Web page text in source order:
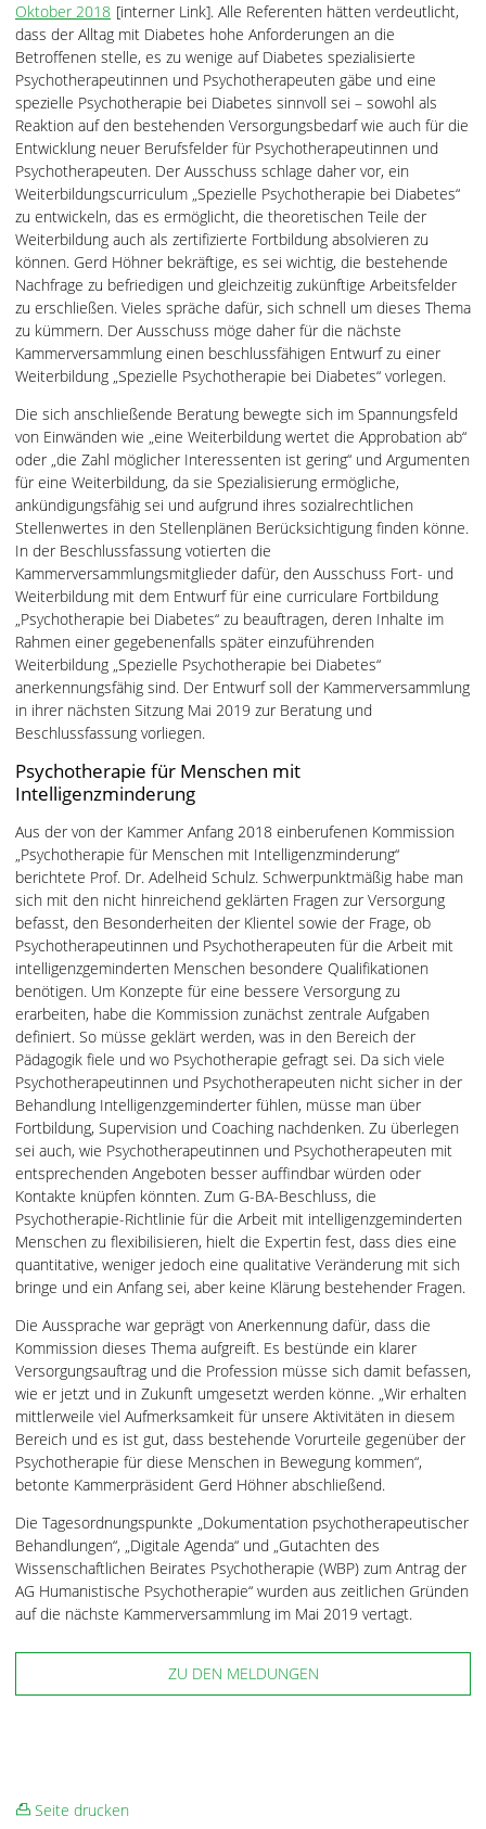
Oktober 2018 [interner Link]. Alle Referenten hätten verdeutlicht,
dass der Alltag mit Diabetes hohe Anforderungen an die
Betroffenen stelle, es zu wenige auf Diabetes spezialisierte
Psychotherapeutinnen und Psychotherapeuten gäbe und eine
spezielle Psychotherapie bei Diabetes sinnvoll sei – sowohl als
Reaktion auf den bestehenden Versorgungsbedarf wie auch für die
Entwicklung neuer Berufsfelder für Psychotherapeutinnen und
Psychotherapeuten. Der Ausschuss schlage daher vor, ein
Weiterbildungscurriculum „Spezielle Psychotherapie bei Diabetes“
zu entwickeln, das es ermöglicht, die theoretischen Teile der
Weiterbildung auch als zertifizierte Fortbildung absolvieren zu
können. Gerd Höhner bekräftige, es sei wichtig, die bestehende
Nachfrage zu befriedigen und gleichzeitig zukünftige Arbeitsfelder
zu erschließen. Vieles spräche dafür, sich schnell um dieses Thema
zu kümmern. Der Ausschuss möge daher für die nächste
Kammerversammlung einen beschlussfähigen Entwurf zu einer
Weiterbildung „Spezielle Psychotherapie bei Diabetes“ vorlegen.
Die sich anschließende Beratung bewegte sich im Spannungsfeld
von Einwänden wie „eine Weiterbildung wertet die Approbation ab“
oder „die Zahl möglicher Interessenten ist gering“ und Argumenten
für eine Weiterbildung, da sie Spezialisierung ermögliche,
ankündigungsfähig sei und aufgrund ihres sozialrechtlichen
Stellenwertes in den Stellenplänen Berücksichtigung finden könne.
In der Beschlussfassung votierten die
Kammerversammlungsmitglieder dafür, den Ausschuss Fort- und
Weiterbildung mit dem Entwurf für eine curriculare Fortbildung
„Psychotherapie bei Diabetes“ zu beauftragen, deren Inhalte im
Rahmen einer gegebenenfalls später einzuführenden
Weiterbildung „Spezielle Psychotherapie bei Diabetes“
anerkennungsfähig sind. Der Entwurf soll der Kammerversammlung
in ihrer nächsten Sitzung Mai 2019 zur Beratung und
Beschlussfassung vorliegen.
Psychotherapie für Menschen mit
Intelligenzminderung
Aus der von der Kammer Anfang 2018 einberufenen Kommission
„Psychotherapie für Menschen mit Intelligenzminderung“
berichtete Prof. Dr. Adelheid Schulz. Schwerpunktmäßig habe man
sich mit den nicht hinreichend geklärten Fragen zur Versorgung
befasst, den Besonderheiten der Klientel sowie der Frage, ob
Psychotherapeutinnen und Psychotherapeuten für die Arbeit mit
intelligenzgeminderten Menschen besondere Qualifikationen
benötigen. Um Konzepte für eine bessere Versorgung zu
erarbeiten, habe die Kommission zunächst zentrale Aufgaben
definiert. So müsse geklärt werden, was in den Bereich der
Pädagogik fiele und wo Psychotherapie gefragt sei. Da sich viele
Psychotherapeutinnen und Psychotherapeuten nicht sicher in der
Behandlung Intelligenzgeminderter fühlen, müsse man über
Fortbildung, Supervision und Coaching nachdenken. Zu überlegen
sei auch, wie Psychotherapeutinnen und Psychotherapeuten mit
entsprechenden Angeboten besser auffindbar würden oder
Kontakte knüpfen könnten. Zum G-BA-Beschluss, die
Psychotherapie-Richtlinie für die Arbeit mit intelligenzgeminderten
Menschen zu flexibilisieren, hielt die Expertin fest, dass dies eine
quantitative, weniger jedoch eine qualitative Veränderung mit sich
bringe und ein Anfang sei, aber keine Klärung bestehender Fragen.
Die Aussprache war geprägt von Anerkennung dafür, dass die
Kommission dieses Thema aufgreift. Es bestünde ein klarer
Versorgungsauftrag und die Profession müsse sich damit befassen,
wie er jetzt und in Zukunft umgesetzt werden könne. „Wir erhalten
mittlerweile viel Aufmerksamkeit für unsere Aktivitäten in diesem
Bereich und es ist gut, dass bestehende Vorurteile gegenüber der
Psychotherapie für diese Menschen in Bewegung kommen“,
betonte Kammerpräsident Gerd Höhner abschließend.
Die Tagesordnungspunkte „Dokumentation psychotherapeutischer
Behandlungen“, „Digitale Agenda“ und „Gutachten des
Wissenschaftlichen Beirates Psychotherapie (WBP) zum Antrag der
AG Humanistische Psychotherapie“ wurden aus zeitlichen Gründen
auf die nächste Kammerversammlung im Mai 2019 vertagt.
ZU DEN MELDUNGEN
Seite drucken